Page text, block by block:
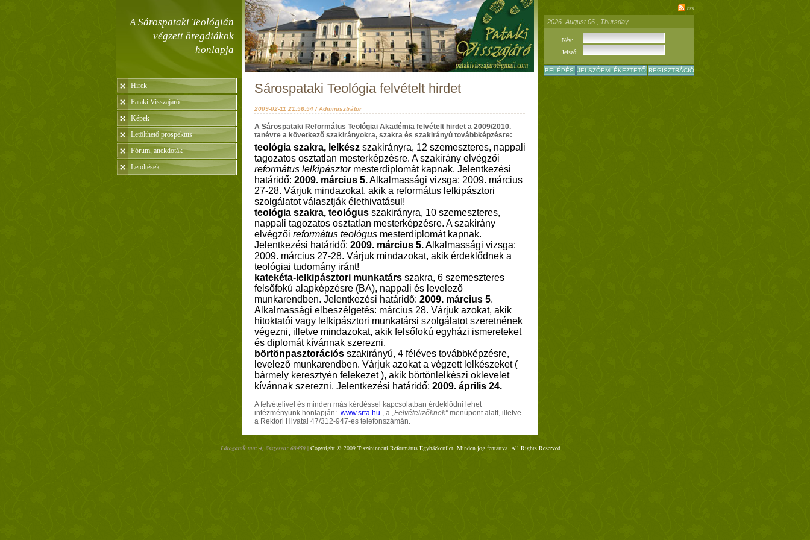
A Sárospataki Teológián
végzett öregdiákok
honlapja
Hírek
Pataki Visszajáró
Képek
Letölthető prospektus
Fórum, anekdoták
Letöltések
Sárospataki Teológia felvételt hirdet
2009-02-11 21:56:54 / Adminisztrátor
A Sárospataki Református Teológiai Akadémia felvételt hirdet a 2009/2010.
tanévre a következő szakirányokra, szakra és szakirányú továbbképzésre:
teológia szakra, lelkész szakirányra, 12 szemeszteres, nappali
tagozatos osztatlan mesterképzésre. A szakirány elvégzői
református lelkipásztormesterdiplomát kapnak. Jelentkezési
határidő: 2009. március 5.Alkalmassági vizsga: 2009. március
27-28. Várjuk mindazokat, akik a református lelkipásztori
szolgálatot választják élethivatásul!
teológia szakra, teológusszakirányra, 10 szemeszteres,
nappali tagozatos osztatlan mesterképzésre. A szakirány
elvégzői református teológusmesterdiplomát kapnak.
Jelentkezési határidő: 2009. március 5.Alkalmassági vizsga:
2009. március 27-28. Várjuk mindazokat, akik érdeklődnek a
teológiai tudomány iránt!
katekéta-lelkipásztori munkatársszakra, 6 szemeszteres
felsőfokú alapképzésre (BA), nappali és levelező
munkarendben. Jelentkezési határidő: 2009. március 5.
Alkalmassági elbeszélgetés: március 28. Várjuk azokat, akik
hitoktatói vagy lelkipásztori munkatársi szolgálatot szeretnének
végezni, illetve mindazokat, akik felsőfokú egyházi ismereteket
és diplomát kívánnak szerezni.
börtönpasztorációs szakirányú, 4 féléves továbbképzésre,
levelező munkarendben. Várjuk azokat a végzett lelkészeket (
bármely keresztyén felekezet ), akik börtönlelkészi oklevelet
kívánnak szerezni. Jelentkezési határidő: 2009. április 24.
A felvételivel és minden más kérdéssel kapcsolatban érdeklődni lehet
intézményünk honlapján: www.srta.hu , a „Felvételizőknek"menüpont alatt, illetve
a Rektori Hivatal 47/312-947-es telefonszámán.
rss
2026. August 06., Thursday
Név:
Jelszó:
BELÉPÉS JELSZÓEMLÉKEZTETŐ REGISZTRÁCIÓ
Látogatók ma: 4, összesen: 68450 | Copyright © 2009 Tiszáninneni Református Egyházkerület. Minden jog fentartva. All Rights Reserved.